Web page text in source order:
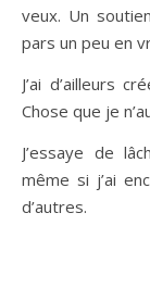
veux. Un
pars un peu en
J’ai d’ailleurs
Chose que je
J’essaye de
même si j’ai
d’autres.